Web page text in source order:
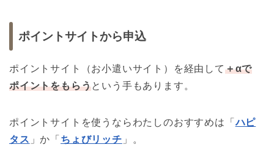
ポイントサイトから申込
ポイントサイト（お小遣いサイト）を経由して＋αで
ポイントをもらうという手もあります。
ポイントサイトを使うならわたしのおすすめは「ハピ
タス 」か「 ちょびリッチ 」。